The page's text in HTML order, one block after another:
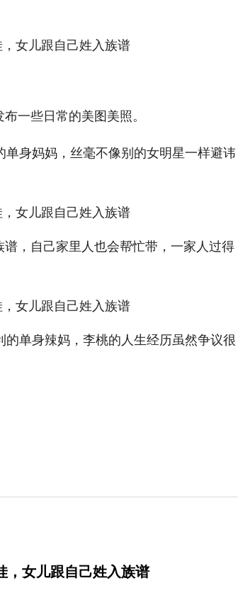
一些日常的美图美照。
身妈妈，丝毫不像别的女明星一样避讳
，自己家里人也会帮忙带，一家人过得
单身辣妈，李桃的人生经历虽然争议很
，女儿跟自己姓入族谱